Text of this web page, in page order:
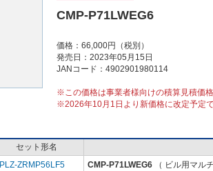
CMP-P71LWEG6
価格：66,000円（税別）
発売日：2023年05月15日
JANコード：4902901980114
※この価格は事業者様向けの積算見積価
※2026年10月1日より新価格に改定予定
セット形名
PLZ-ZRMP56LF5
CMP-P71LWEG6 （ ビル用マル